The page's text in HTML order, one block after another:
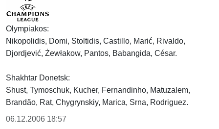
Olympiakos:
Nikopolidis, Domi, Stoltidis, Castillo, Marić, Rivaldo,
Djordjević, Żewłakow, Pantos, Babangida, César.
Shakhtar Donetsk:
Shust, Tymoschuk, Kucher, Fernandinho, Matuzalem,
Brandão, Rat, Chygrynskiy, Marica, Srna, Rodriguez.
06.12.2006 18:57